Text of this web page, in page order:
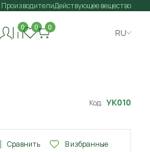
ПроизводителиДействующее вещество
0 0 0
RU
Код: УК010
Сравнить В избранные